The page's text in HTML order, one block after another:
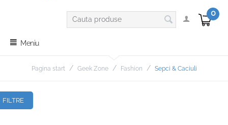
0
Meniu
Pagina start / Geek Zone / Fashion / Sepci & Caciuli
FILTRE